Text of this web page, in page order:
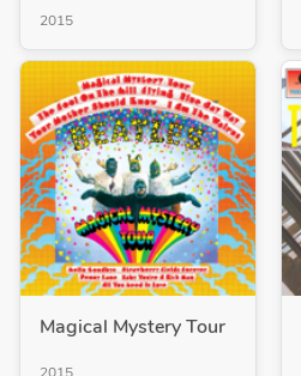
2015
Magical Mystery Tour